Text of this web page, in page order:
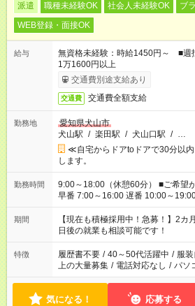
派遣 職種未経験OK 社会人未経験OK
ブ
WEB登録・面接OK
給与
無資格未経験：時給1450円～ ■
1万1600円以上
交通費別途支給あり
交通費 交通費全額支給
勤務地
愛知県犬山市
犬山駅 / 楽田駅 / 犬山口駅 / …
≪自宅からドアtoドアで30分以
します。
勤務時間
9:00～18:00（休憩60分） ■ご希望があれば下記シフトもOK！
早番 7:00～16:00 遅番 10:00～19:00 「家族と休みを合わせ
い」 「余裕を持って夕飯の準備が
たくない」 など、ご希望を教えてくださいね
の方へ 今ご覧のお仕事で希望する
の勤務時間。 合計で週40時間を超
期間
【現在も積極採用中！急募！】2
日後の就業も相談可能です！
特徴 履歴書不要 / 40～50代活躍中 / 服
上の大量募集 / 電話対応なし / パソ
気になる！ 応募する